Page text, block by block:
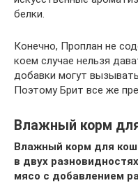
белки.
Конечно, Проплан не
коем случае нельзя
добавки могут
Поэтому Брит все же
Влажный корм
Влажный корм для
в двух
мясо с добавлением